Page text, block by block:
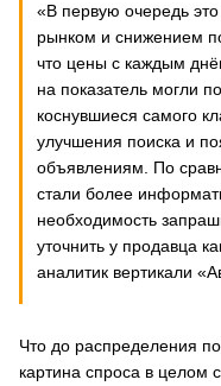
«В первую очередь
рынком и снижением
что цены с каждым
на показатель могли
коснувшиеся самого
улучшения поиска и
объявлениям. По
стали более
необходимость
уточнить у продавца
аналитик вертикали
Что до распределения
картина спроса в целом